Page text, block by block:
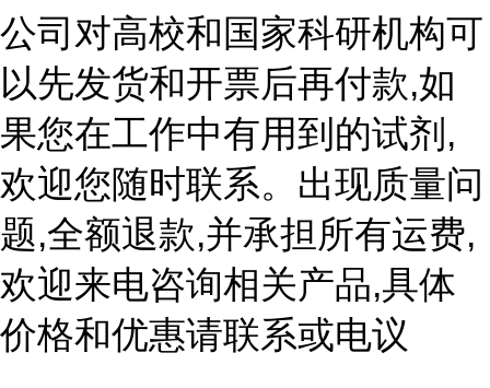
公司对高校和国家科研机构可
以先发货和开票后再付款,如
果您在工作中有用到的试剂,
欢迎您随时联系。出现质量问
题,全额退款,并承担所有运费,
欢迎来电咨询相关产品,具体
价格和优惠请联系或电议